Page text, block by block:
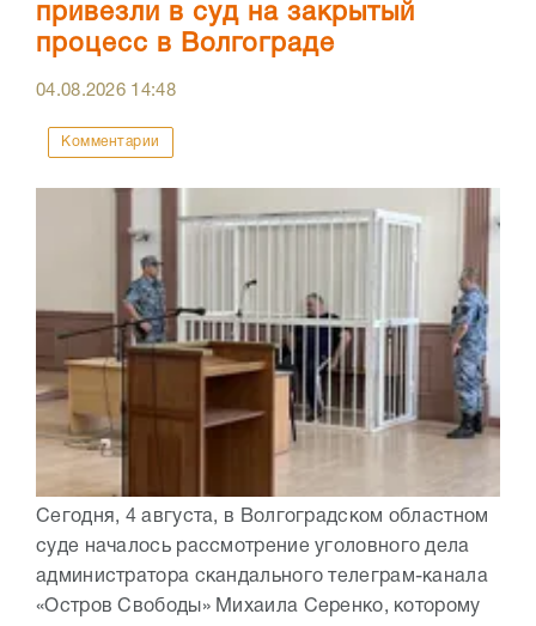
привезли в суд на закрытый
процесс в Волгограде
04.08.2026 14:48
Комментарии
Сегодня, 4 августа, в Волгоградском областном
суде началось рассмотрение уголовного дела
администратора скандального телеграм-канала
«Остров Свободы» Михаила Серенко, которому